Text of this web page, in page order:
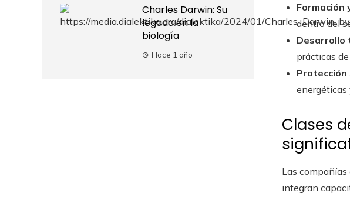
Formación
dentro del
Desarrollo
prácticas
Protección
energéticas
Clases
Las
integran
Charles Darwin: Su
legado en la
biología
Hace 1 año